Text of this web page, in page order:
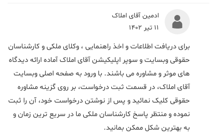
ادمین آقای املاک
11 تیر 1402
برای دریافت اطلاعات و اخذ راهنمایی ، وکلای ملکی و کارشناسان
حقوقی وبسایت و سوپر اپلیکیشن آقای املاک آماده ارائه دیدگاه
های موثر و مشاوره می باشند. با ورود به صفحه اصلی وبسایت
آقای املاک، در قسمت ثبت درخواست، بر روی گزینه مشاوره
حقوقی کلیک نمائید و پس از نوشتن درخواست خود، آن را ثبت
نموده و منتظر پاسخ کارشناسان ملکی ما در سریع ترین زمان و
به بهترین شکل ممکن بمانید.